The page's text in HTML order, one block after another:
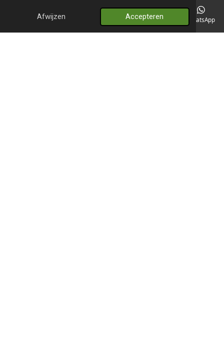
Afwijzen Accepteren
E-mailadres Kaart WhatsApp